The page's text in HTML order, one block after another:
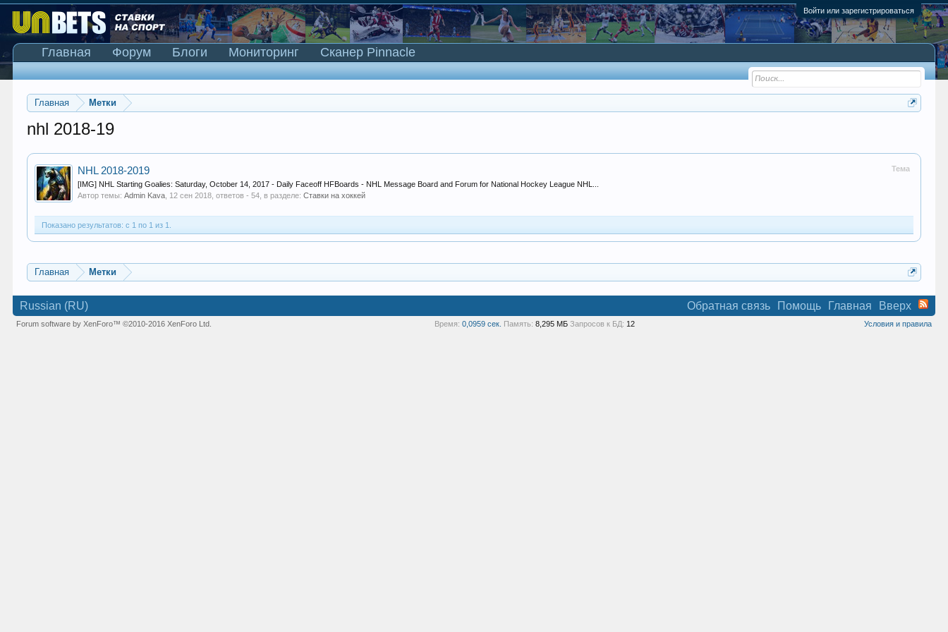
Войти или зарегистрироваться
Главная Метки
nhl 2018-19
Тема
NHL 2018-2019
[IMG] NHL Starting Goalies: Saturday, October 14, 2017 - Daily Faceoff HFBoards - NHL Message Board and Forum for National Hockey League NHL...
Автор темы:Admin Kava 12 сен 2018 , ответов - 54, в разделе:Ставки на хоккей
Показано результатов: с 1 по 1 из 1.
Главная Метки
Главная Форум Блоги Мониторинг Сканер Pinnacle
Russian (RU) Обратная связь Помощь Главная Вверх
Условия и правила
Forum software by XenForo™©2010-2016 XenForo Ltd. Время: 0,0959 сек. Память: 8,295 МБ Запросов к БД: 12